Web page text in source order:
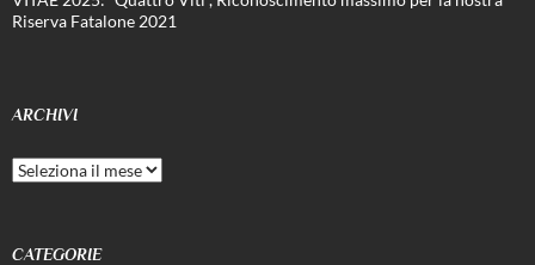
Riserva Fatalone 2021
ARCHIVI
Archivi
CATEGORIE